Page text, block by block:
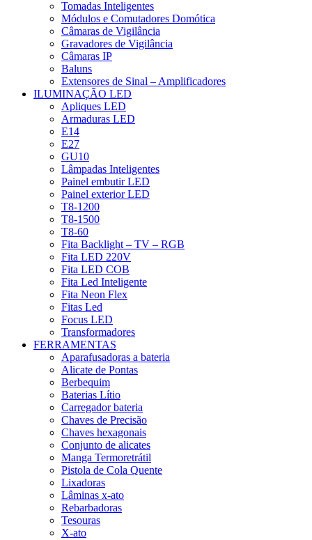
Tomadas Inteligentes
Módulos e Comutadores Domótica
Câmaras de Vigilância
Gravadores de Vigilância
Câmaras IP
Baluns
Extensores de Sinal – Amplificadores
ILUMINAÇÃO LED
Apliques LED
Armaduras LED
E14
E27
GU10
Lâmpadas Inteligentes
Painel embutir LED
Painel exterior LED
T8-1200
T8-1500
T8-60
Fita Backlight – TV – RGB
Fita LED 220V
Fita LED COB
Fita Led Inteligente
Fita Neon Flex
Fitas Led
Focus LED
Transformadores
FERRAMENTAS
Aparafusadoras a bateria
Alicate de Pontas
Berbequim
Baterias Lítio
Carregador bateria
Chaves de Precisão
Chaves hexagonais
Conjunto de alicates
Manga Termoretrátil
Pistola de Cola Quente
Lixadoras
Lâminas x-ato
Rebarbadoras
Tesouras
X-ato